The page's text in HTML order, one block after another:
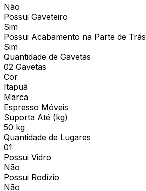
Não
Possui Gaveteiro
Sim
Possui Acabamento na Parte de Trás
Sim
Quantidade de Gavetas
02 Gavetas
Cor
Itapuã
Marca
Espresso Móveis
Suporta Até (kg)
50 kg
Quantidade de Lugares
01
Possui Vidro
Não
Possui Rodízio
Não